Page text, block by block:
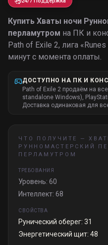
Купить Хваты ночи
перламутром на ПК и
Path of Exile 2, лига «
минут с момента оплаты.
ДОСТУПНО НА ПК И
Path of Exile 2 продаём на
standalone Windows),
Доставка одинаковая для
ЧТО ПОЛУЧИТЕ —
РУННОМАСТЕРСКИЙ
ПЕРЛАМУТРОМ
ТРЕБОВАНИЯ
Уровень: 60
Интеллект: 68
СВОЙСТВА
Рунический оберег: 31
Энергетический щит: 48